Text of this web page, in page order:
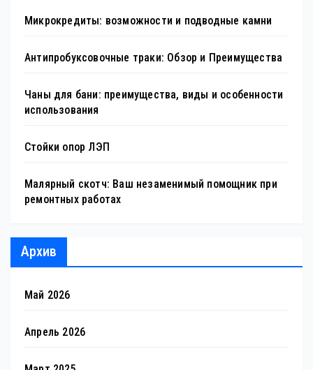
Микрокредиты: возможности и подводные камни
Антипробуксовочные траки: Обзор и Преимущества
Чаны для бани: преимущества, виды и особенности
использования
Стойки опор ЛЭП
Малярный скотч: Ваш незаменимый помощник при
ремонтных работах
Архив
Май 2026
Апрель 2026